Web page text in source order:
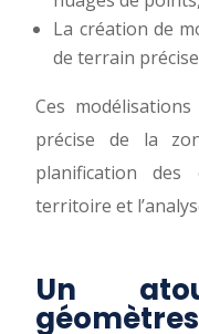
La création de
de terrain
Ces
précise de la
planification des
territoire et
Un